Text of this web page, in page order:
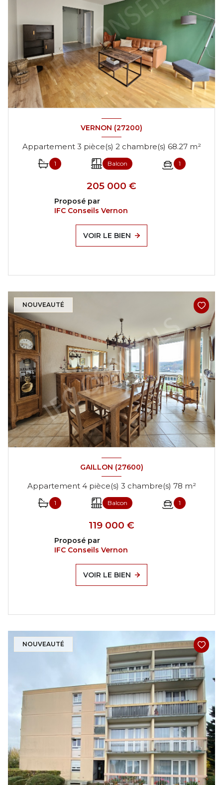
VERNON (27200)
Appartement 3 pièce(s) 2 chambre(s) 68.27 m²
1 Balcon 1
205 000 €
Proposé par
IFC Conseils Vernon
VOIR LE BIEN
NOUVEAUTÉ
GAILLON (27600)
Appartement 4 pièce(s) 3 chambre(s) 78 m²
1 Balcon 1
119 000 €
Proposé par
IFC Conseils Vernon
VOIR LE BIEN
NOUVEAUTÉ